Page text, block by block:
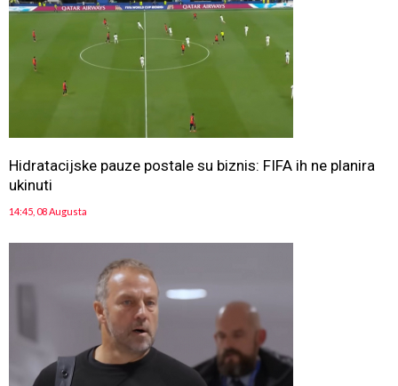
Hidratacijske pauze postale su biznis: FIFA ih ne planira
ukinuti
14:45, 08 Augusta